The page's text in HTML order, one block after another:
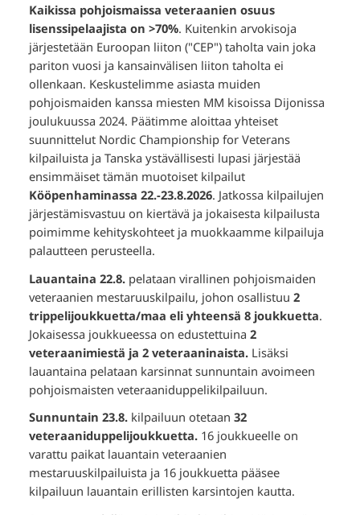
Kaikissa pohjoismaissa veteraanien osuus
lisenssipelaajista on >70%. Kuitenkin arvokisoja
järjestetään Euroopan liiton ("CEP") taholta vain joka
pariton vuosi ja kansainvälisen liiton taholta ei
ollenkaan. Keskustelimme asiasta muiden
pohjoismaiden kanssa miesten MM kisoissa Dijonissa
joulukuussa 2024. Päätimme aloittaa yhteiset
suunnittelut Nordic Championship for Veterans
kilpailuista ja Tanska ystävällisesti lupasi järjestää
ensimmäiset tämän muotoiset kilpailut
Kööpenhaminassa 22.-23.8.2026. Jatkossa kilpailujen
järjestämisvastuu on kiertävä ja jokaisesta kilpailusta
poimimme kehityskohteet ja muokkaamme kilpailuja
palautteen perusteella.
Lauantaina 22.8.pelataan virallinen pohjoismaiden
veteraanien mestaruuskilpailu, johon osallistuu 2
trippelijoukkuetta/maa eli yhteensä 8 joukkuetta.
Jokaisessa joukkueessa on edustettuina 2
veteraanimiestä ja 2 veteraaninaista.Lisäksi
lauantaina pelataan karsinnat sunnuntain avoimeen
pohjoismaisten veteraaniduppelikilpailuun.
Sunnuntain 23.8.kilpailuun otetaan 32
veteraaniduppelijoukkuetta.16 joukkueelle on
varattu paikat lauantain veteraanien
mestaruuskilpailuista ja 16 joukkuetta pääsee
kilpailuun lauantain erillisten karsintojen kautta.